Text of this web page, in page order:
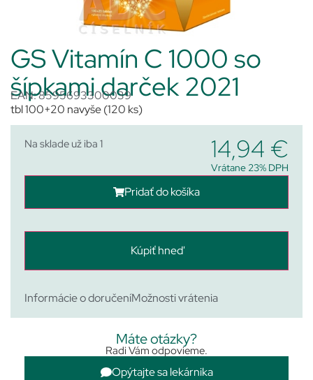
GS Vitamín C 1000 so
šípkami darček 2021
EAN: 8595693300039
tbl 100+20 navyše (120 ks)
Na sklade už iba 1 14,94 €
Vrátane 23% DPH
Pridať do košíka
Kúpiť hneď
Informácie o doručeníMožnosti vrátenia
Máte otázky?
Radi Vám odpovieme.
Opýtajte sa lekárnika